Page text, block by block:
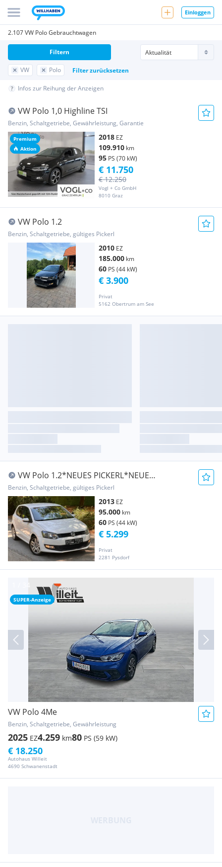
Einloggen
2.107 VW Polo Gebrauchtwagen
VW Polo Filter zurücksetzen
Filtern
Infos zur Reihung der Anzeigen
Premium
Aktion
VW Polo 1,0 Highline TSI
Benzin, Schaltgetriebe, Gewährleistung, Garantie
2018 EZ
109.910 km
95 PS (70 kW)
Vogl + Co GmbH
8010 Graz
€ 12.250
€ 11.750
VW Polo 1.2
Benzin, Schaltgetriebe, gültiges Pickerl
2010 EZ
185.000 km
60 PS (44 kW)
Privat
5162 Obertrum am See
€ 3.900
VW Polo 1.2*NEUES PICKERL*NEUE
STEUERKETTE*
Benzin, Schaltgetriebe, gültiges Pickerl
2013 EZ
95.000 km
60 PS (44 kW)
Privat
2281 Pysdorf
€ 5.299
SUPER-Anzeige
VW Polo 4Me
Benzin, Schaltgetriebe, Gewährleistung
2025 EZ4.259 km80 PS (59 kW)
Autohaus Willeit
4690 Schwanenstadt
€ 18.250